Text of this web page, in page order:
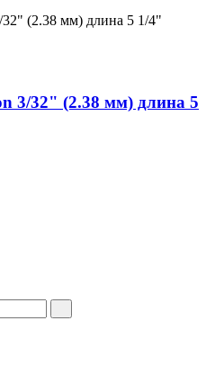
3/32" (2.38 мм) длина 5